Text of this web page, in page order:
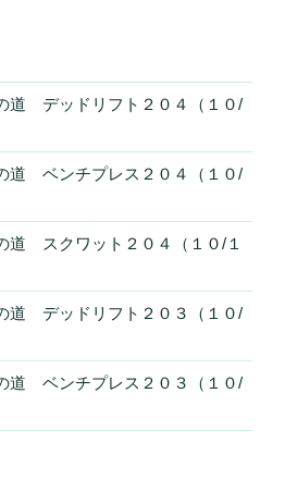
道 デッドリフト２０４（１０/
道 ベンチプレス２０４（１０/
道 スクワット２０４（１０/１
道 デッドリフト２０３（１０/
道 ベンチプレス２０３（１０/